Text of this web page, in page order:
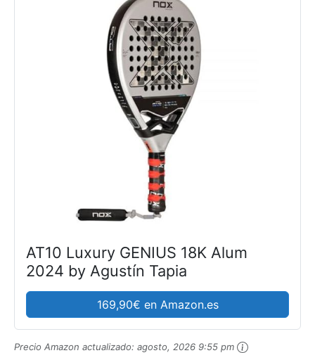
AT10 Luxury GENIUS 18K Alum
2024 by Agustín Tapia
169,90€ en Amazon.es
Precio Amazon actualizado: agosto, 2026 9:55 pm